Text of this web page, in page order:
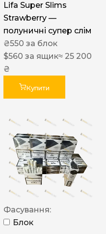
Lifa Super Slims
Strawberry —
полуничні супер слім
₴550 за блок
$560 за ящик≈ 25 200
₴
Купити
Фасування:
Блок